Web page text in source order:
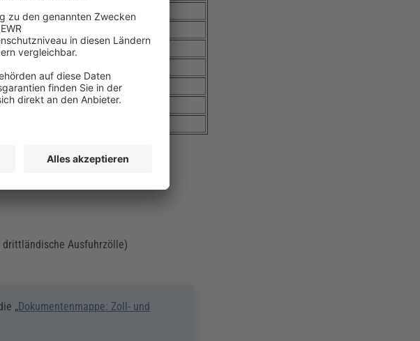
-
entscheidend.
Ausfuhrzölle)
„Dokumentenmappe: Zoll- und